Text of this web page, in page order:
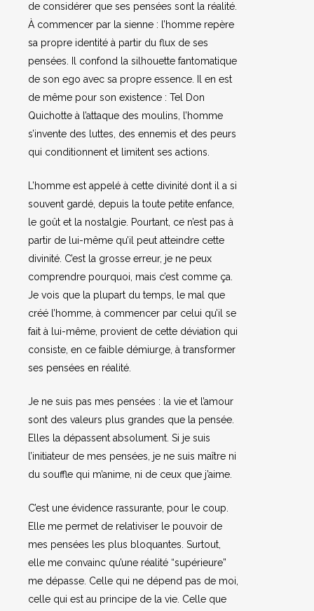
de considérer que ses pensées sont la réalité.
À commencer par la sienne : l’homme repère
sa propre identité à partir du flux de ses
pensées. Il confond la silhouette fantomatique
de son ego avec sa propre essence. Il en est
de même pour son existence : Tel Don
Quichotte à l’attaque des moulins, l’homme
s’invente des luttes, des ennemis et des peurs
qui conditionnent et limitent ses actions.
L’homme est appelé à cette divinité dont il a si
souvent gardé, depuis la toute petite enfance,
le goût et la nostalgie. Pourtant, ce n’est pas à
partir de lui-même qu’il peut atteindre cette
divinité. C’est la grosse erreur, je ne peux
comprendre pourquoi, mais c’est comme ça.
Je vois que la plupart du temps, le mal que
créé l’homme, à commencer par celui qu’il se
fait à lui-même, provient de cette déviation qui
consiste, en ce faible démiurge, à transformer
ses pensées en réalité.
Je ne suis pas mes pensées : la vie et l’amour
sont des valeurs plus grandes que la pensée.
Elles la dépassent absolument. Si je suis
l’initiateur de mes pensées, je ne suis maître ni
du souffle qui m’anime, ni de ceux que j’aime.
C’est une évidence rassurante, pour le coup.
Elle me permet de relativiser le pouvoir de
mes pensées les plus bloquantes. Surtout,
elle me convainc qu’une réalité “supérieure”
me dépasse. Celle qui ne dépend pas de moi,
celle qui est au principe de la vie. Celle que